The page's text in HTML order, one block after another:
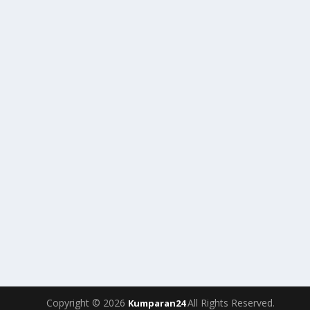
Copyright © 2026 Kumparan24All Rights Reserved.